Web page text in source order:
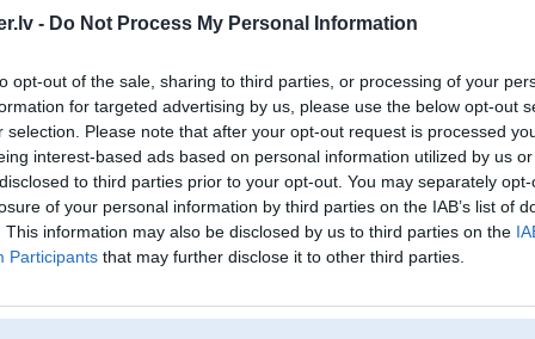
- Do Not Process My Personal Information
opt-out of the sale, sharing to third parties, or processing of your
for targeted advertising by us, please use the below opt-out
selection. Please note that after your opt-out request is processed
interest-based ads based on personal information utilized by us
to third parties prior to your opt-out. You may separately
of your personal information by third parties on the IAB’s list of
This information may also be disclosed by us to third parties on the
Participants that may further disclose it to other third parties.
Forums Galerijas Reģistrācija Lietotāji
Lietotāja Valcis profils
Pēdējo reizi manīts: 04. Aug 2026, 13:53
Lietotājvārds:
Valcis
Braucu ar:
e28 525i
Ziņojumi forumā:
[Pēdējie ziņojumi forumā]